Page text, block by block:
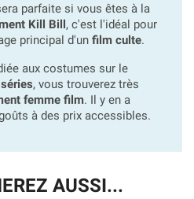
parfaite si vous êtes à la
Kill Bill, c'est l'idéal pour
principal d'un film culte.
aux costumes sur le
, vous trouverez très
femme film. Il y en a
à des prix accessibles.
AUSSI...